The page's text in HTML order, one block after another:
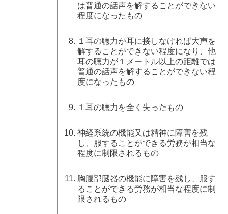
は普通の話声を解することができない
程度になったもの
１耳の聴力が耳に接しなければ大声を
解することができない程度になり、他
耳の聴力が１メートル以上の距離では
普通の話声を解することができない程
度になったもの
１耳の聴力を全く失ったもの
神経系統の機能又は精神に障害を残
し、服することができる労務が相当な
程度に制限されるもの
胸腹部臓器の機能に障害を残し、服す
ることができる労務が相当な程度に制
限されるもの